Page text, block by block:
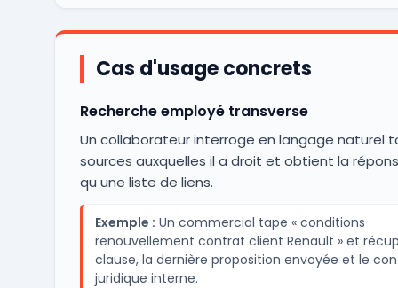
Cas d'usage concrets
Recherche employé transverse
Un collaborateur interroge en langage naturel
sources auxquelles il a droit et obtient la
qu une liste de liens.
Exemple : Un commercial tape « conditions
renouvellement contrat client Renault » et
clause, la dernière proposition envoyée et le
juridique interne.